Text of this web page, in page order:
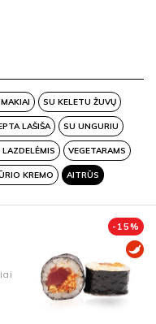
SU KELETU ŽUVŲ
LAŠIŠA SU UNGURIU
VEGETARAMS
KREMO AITRŪS
- 15%